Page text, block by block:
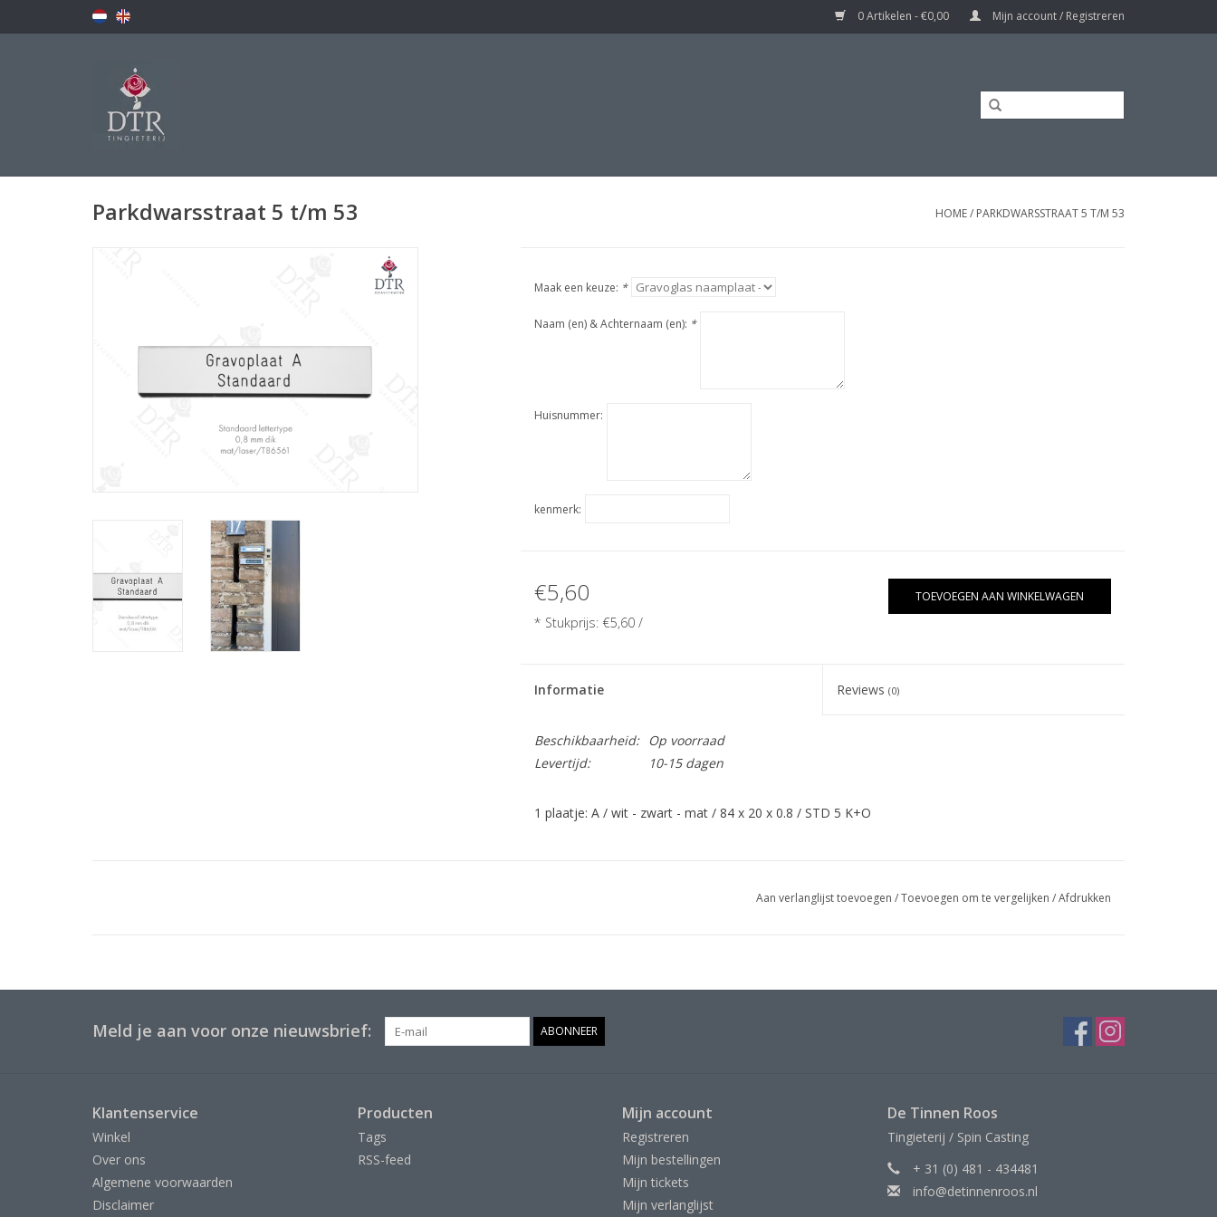
0 Artikelen - €0,00 Mijn account / Registreren
Parkdwarsstraat 5 t/m 53 HOME/ PARKDWARSSTRAAT 5 T/M 53
Maak een keuze: *
Naam (en) & Achternaam (en): *
Huisnummer:
kenmerk:
€5,60
* Stukprijs: €5,60/
TOEVOEGEN AAN WINKELWAGEN
Informatie Reviews(0)
Beschikbaarheid:
Op voorraad
Levertijd:
10-15 dagen
1 plaatje: A / wit - zwart - mat / 84 x 20 x 0.8 / STD 5 K+O
Aan verlanglijst toevoegen /Toevoegen om te vergelijken /Afdrukken
Meld je aan voor onze nieuwsbrief: ABONNEER
Klantenservice
Winkel
Over ons
Algemene voorwaarden
Disclaimer
Producten
Tags
RSS-feed
Mijn account
Registreren
Mijn bestellingen
Mijn tickets
Mijn verlanglijst
De Tinnen Roos
Tingieterij / Spin Casting
+ 31 (0) 481 - 434481
info@detinnenroos.nl